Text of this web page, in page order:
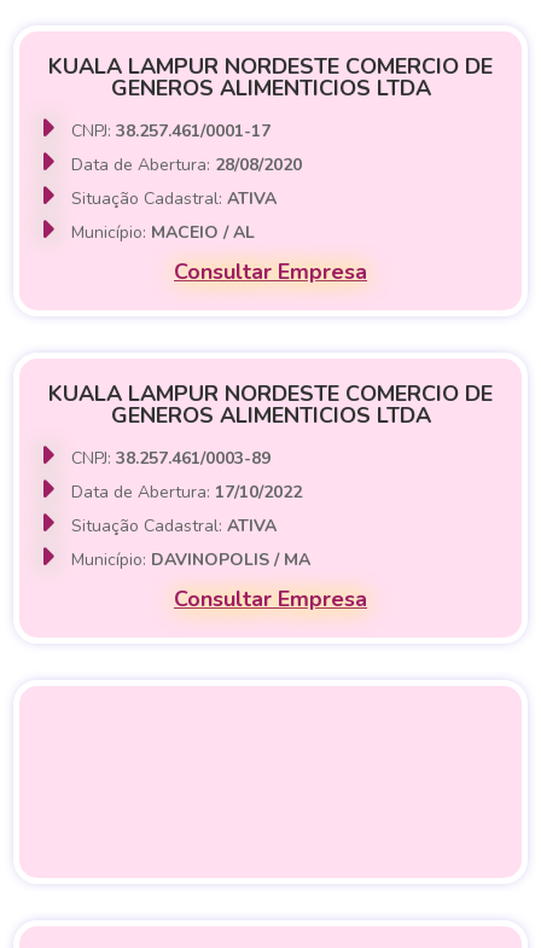
KUALA LAMPUR NORDESTE COMERCIO DE
GENEROS ALIMENTICIOS LTDA
CNPJ:38.257.461/0001-17
Data de Abertura: 28/08/2020
Situação Cadastral:ATIVA
Município: MACEIO / AL
Consultar Empresa
KUALA LAMPUR NORDESTE COMERCIO DE
GENEROS ALIMENTICIOS LTDA
CNPJ:38.257.461/0003-89
Data de Abertura: 17/10/2022
Situação Cadastral:ATIVA
Município: DAVINOPOLIS / MA
Consultar Empresa